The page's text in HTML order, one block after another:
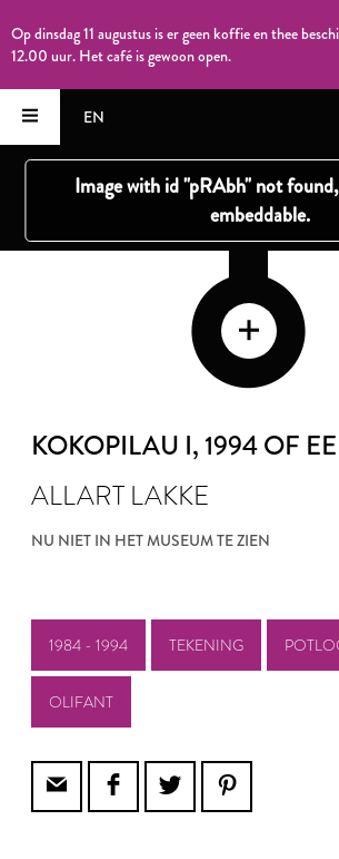
Op dinsdag 11 augustus is er geen koffie en thee
12.00 uur. Het café is gewoon open.
EN
KOKOPILAU I, 1994 OF
ALLART LAKKE
NU NIET IN HET MUSEUM TE ZIEN
1984 - 1994 TEKENING
OLIFANT